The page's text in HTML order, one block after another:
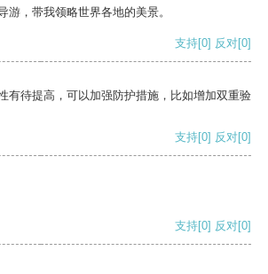
游，带我领略世界各地的美景。
支持[0] 反对[0]
有待提高，可以加强防护措施，比如增加双重验
支持[0] 反对[0]
支持[0] 反对[0]